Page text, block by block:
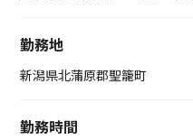
勤務地
新潟県北蒲原郡聖籠町
勤務時間